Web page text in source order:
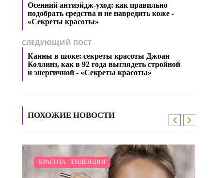
Осенний антиэйдж-уход: как правильно
подобрать средства и не навредить коже -
«Секреты красоты»
СЛЕДУЮЩИЙ ПОСТ
Канны в шоке: секреты красоты Джоан
Коллинз, как в 92 года выглядеть стройной
и энергичной - «Секреты красоты»
ПОХОЖИЕ НОВОСТИ
МОДНЫЕ ТЕНДЕНЦИИ
/
КРАСОТА